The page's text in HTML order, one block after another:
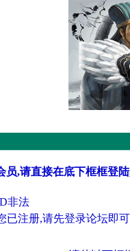
员,请直接在底下框框登
非法
已注册,请先登录论坛即